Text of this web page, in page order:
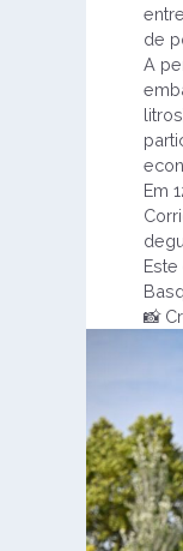
de
A
Em
📸